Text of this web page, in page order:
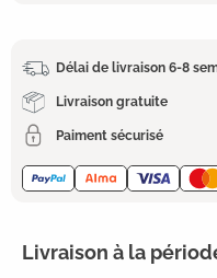
Délai de livraison 6-8
Livraison gratuite
Paiment sécurisé
Livraison à la